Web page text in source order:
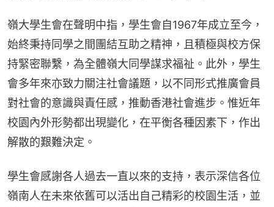
嶺大學生會在聲明中指，學生會自1967年成立至今，
始終秉持同學之間團結互助之精神，且積極與校方保
持緊密聯繫，為全體嶺大同學謀求福祉。此外，學生
會多年來亦致力關注社會議題，以不同形式推廣會員
對社會的意識與責任感，推動香港社會進步。惟近年
校園內外形勢都出現變化，在平衡各種因素下，作出
解散的艱難決定。
學生會感謝各人過去一直以來的支持，表示深信各位
嶺南人在未來依舊可以活出自己精彩的校園生活，並